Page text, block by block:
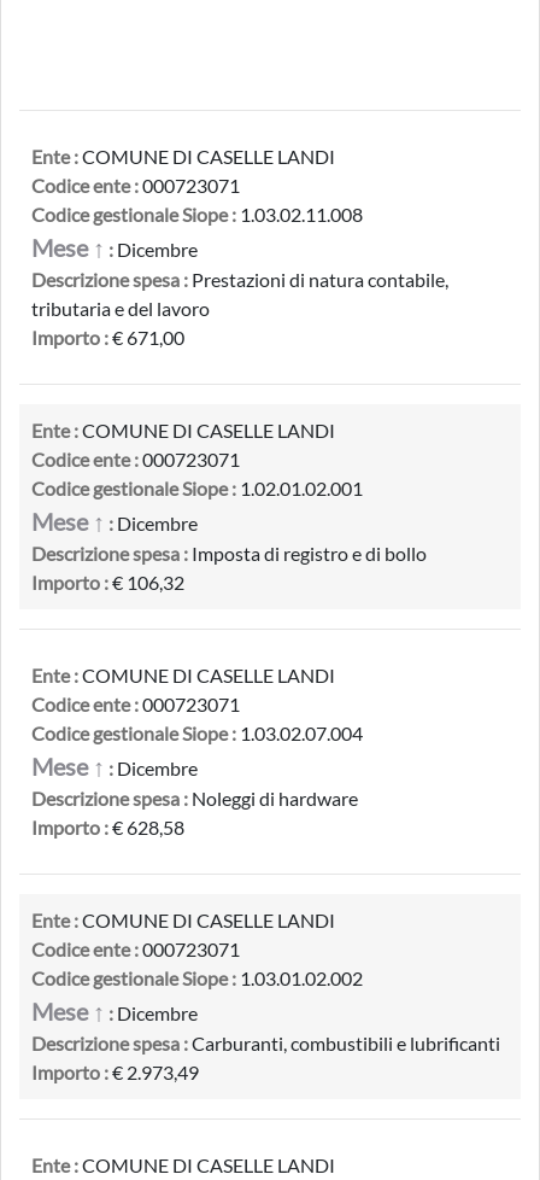
Ente :COMUNE DI CASELLE LANDI
Codice ente :000723071
Codice gestionale Siope : 1.03.02.11.008
Mese ↑ : Dicembre
Descrizione spesa : Prestazioni di natura contabile,
tributaria e del lavoro
Importo :€ 671,00
Ente :COMUNE DI CASELLE LANDI
Codice ente :000723071
Codice gestionale Siope : 1.02.01.02.001
Mese ↑ : Dicembre
Descrizione spesa : Imposta di registro e di bollo
Importo :€ 106,32
Ente :COMUNE DI CASELLE LANDI
Codice ente :000723071
Codice gestionale Siope : 1.03.02.07.004
Mese ↑ : Dicembre
Descrizione spesa : Noleggi di hardware
Importo :€ 628,58
Ente :COMUNE DI CASELLE LANDI
Codice ente :000723071
Codice gestionale Siope : 1.03.01.02.002
Mese ↑ : Dicembre
Descrizione spesa :Carburanti, combustibili e lubrificanti
Importo :€ 2.973,49
Ente :COMUNE DI CASELLE LANDI